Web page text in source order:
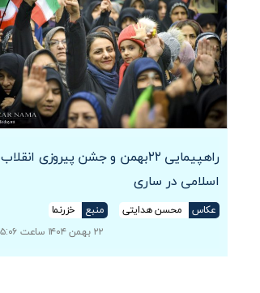
راهپیمایی ۲۲بهمن و جشن پیروزی انقلاب
اسلامی در ساری
عکاس محسن هدایتی منبع
خزرنما
۲۲ بهمن ۱۴۰۴ ساعت ۱۹:۰۵:۰۶